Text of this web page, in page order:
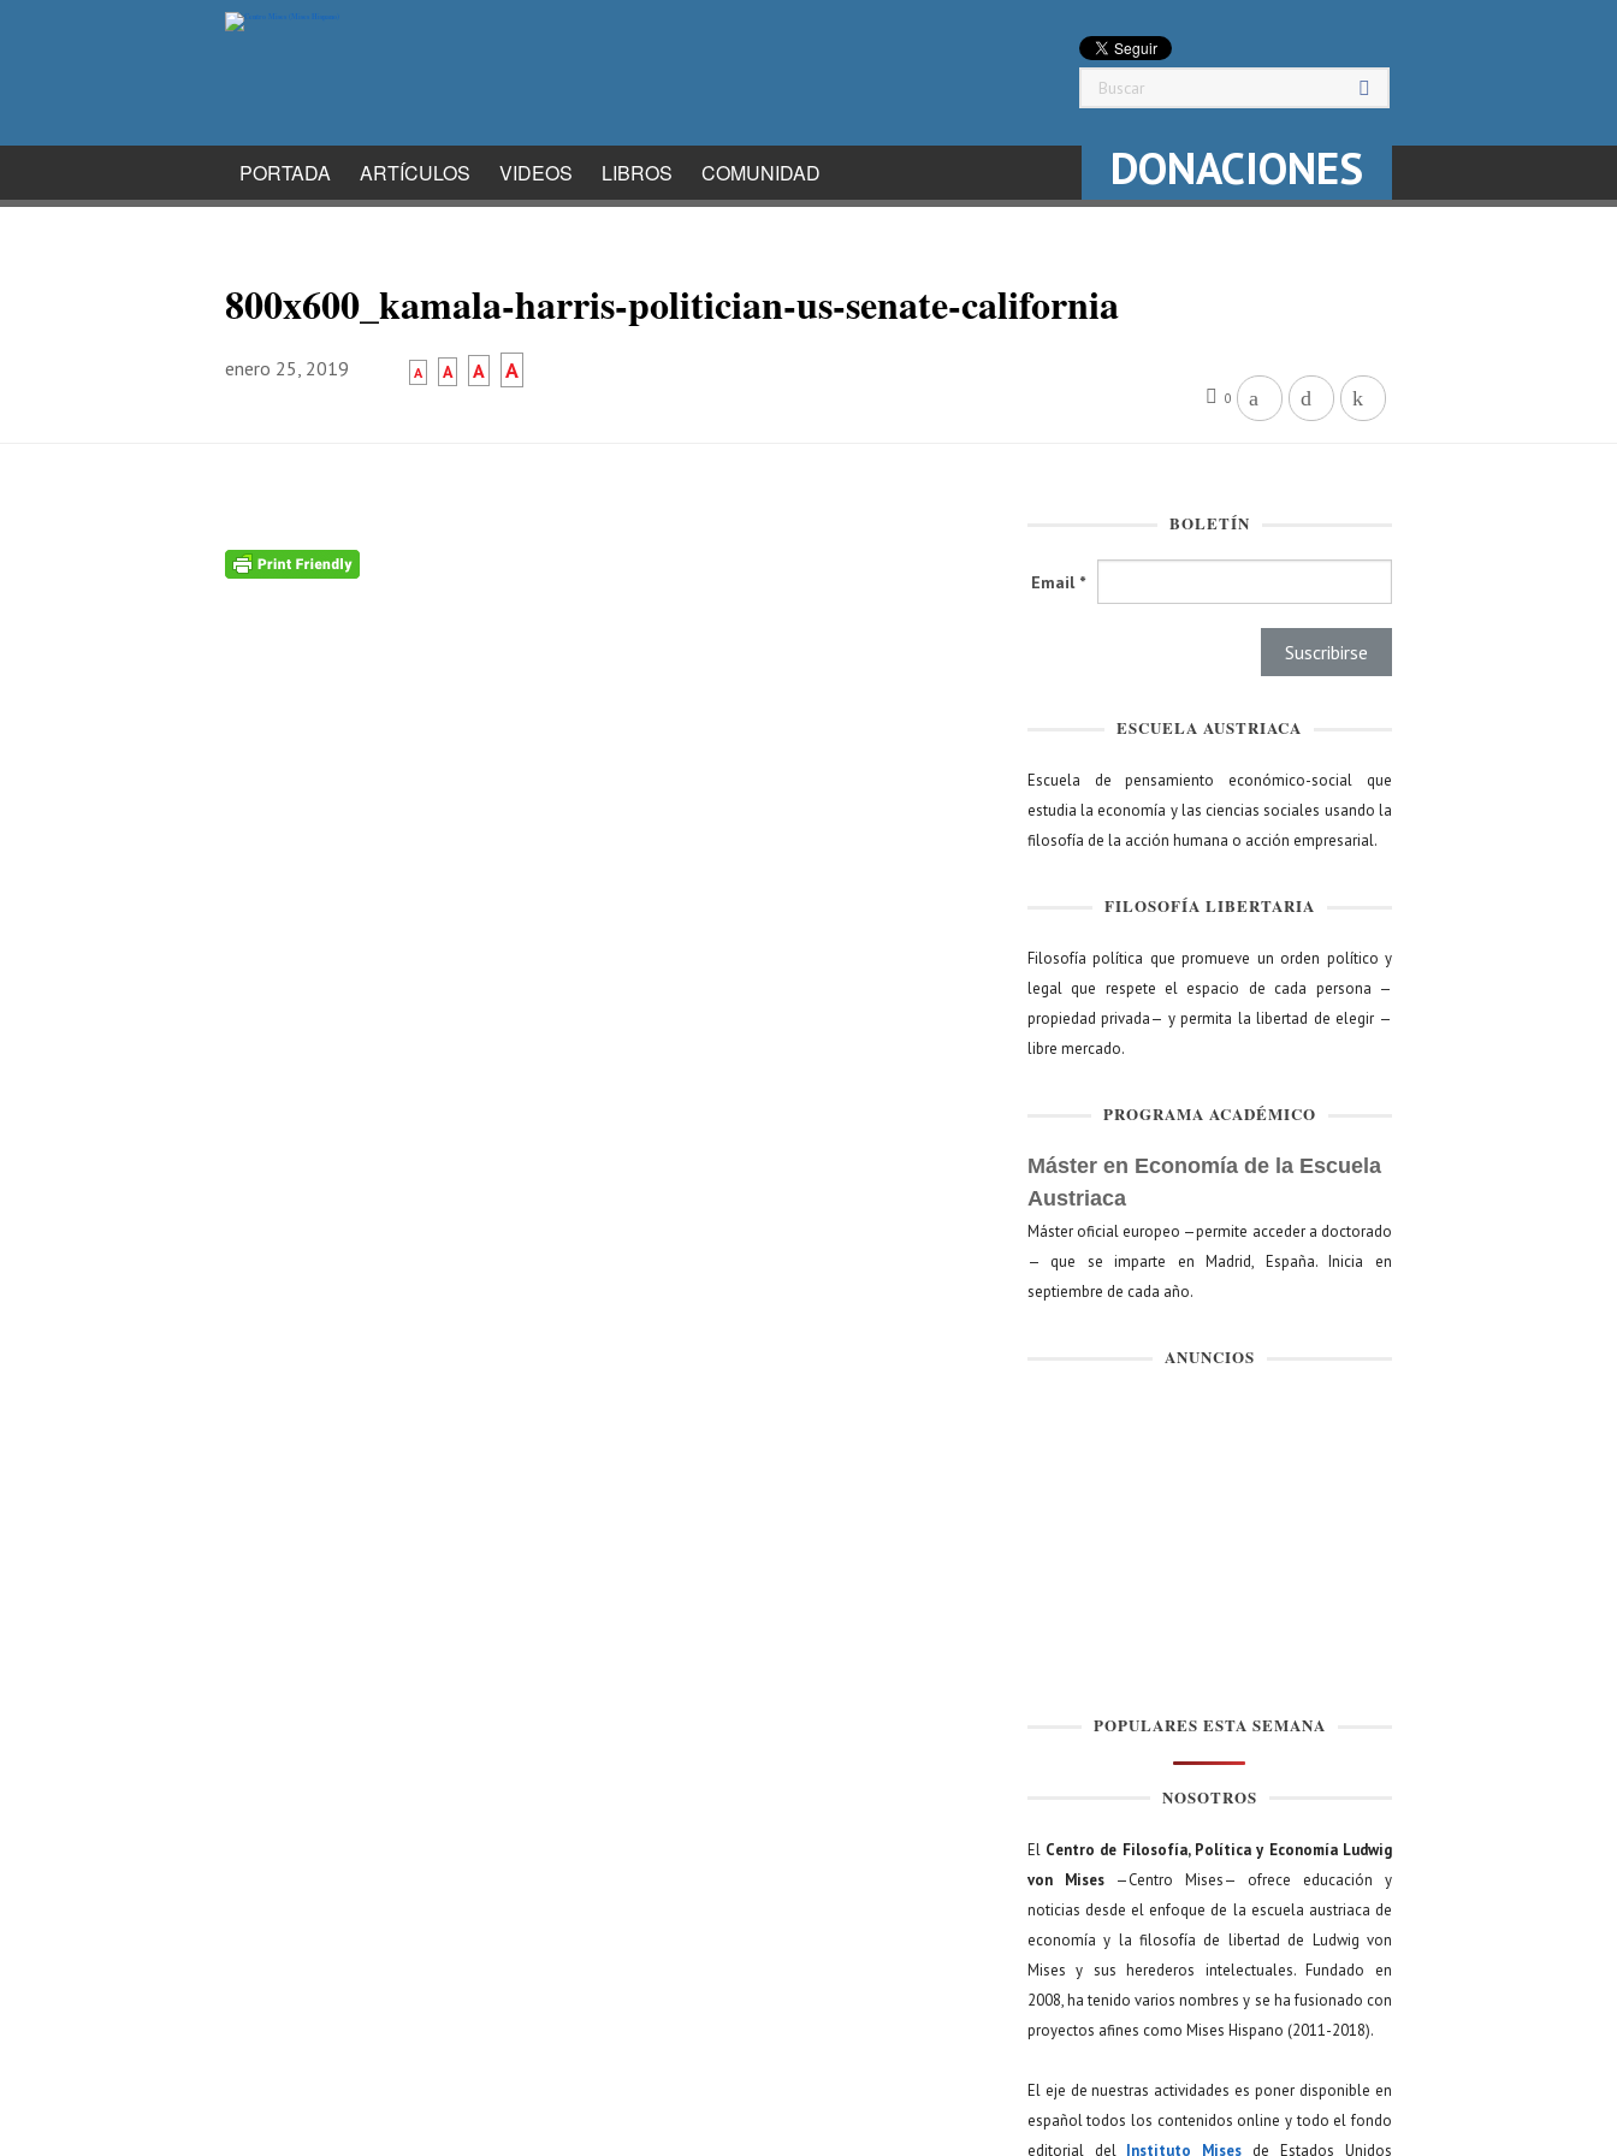
PORTADA ARTÍCULOS VIDEOS LIBROS COMUNIDAD DONACIONES
800x600_kamala-harris-politician-us-senate-california
enero 25, 2019 A A A A
0
BOLETÍN
Email *
ESCUELA AUSTRIACA
Escuela de pensamiento económico-social que
estudia la economía y las ciencias sociales usando la
filosofía de la acción humana o acción empresarial.
FILOSOFÍA LIBERTARIA
Filosofía política que promueve un orden político y
legal que respete el espacio de cada persona —
propiedad privada— y permita la libertad de elegir —
libre mercado.
PROGRAMA ACADÉMICO
Máster en Economía de la Escuela
Austriaca
Máster oficial europeo —permite acceder a doctorado
— que se imparte en Madrid, España. Inicia en
septiembre de cada año.
ANUNCIOS
POPULARES ESTA SEMANA
NOSOTROS
El Centro de Filosofía, Política y Economía Ludwig
von Mises—Centro Mises— ofrece educación y
noticias desde el enfoque de la escuela austriaca de
economía y la filosofía de libertad de Ludwig von
Mises y sus herederos intelectuales. Fundado en
2008, ha tenido varios nombres y se ha fusionado con
proyectos afines como Mises Hispano (2011-2018).
El eje de nuestras actividades es poner disponible en
español todos los contenidos online y todo el fondo
editorial del Instituto Mises de Estados Unidos